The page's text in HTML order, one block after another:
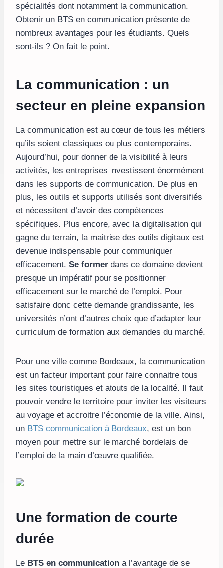
spécialités dont notamment la communication.
Obtenir un BTS en communication présente de
nombreux avantages pour les étudiants. Quels
sont-ils ? On fait le point.
La communication : un
secteur en pleine expansion
La communication est au cœur de tous les métiers
qu’ils soient classiques ou plus contemporains.
Aujourd’hui, pour donner de la visibilité à leurs
activités, les entreprises investissent énormément
dans les supports de communication. De plus en
plus, les outils et supports utilisés sont diversifiés
et nécessitent d’avoir des compétences
spécifiques. Plus encore, avec la digitalisation qui
gagne du terrain, la maitrise des outils digitaux est
devenue indispensable pour communiquer
efficacement. Se former dans ce domaine devient
presque un impératif pour se positionner
efficacement sur le marché de l’emploi. Pour
satisfaire donc cette demande grandissante, les
universités n’ont d’autres choix que d’adapter leur
curriculum de formation aux demandes du marché.
Pour une ville comme Bordeaux, la communication
est un facteur important pour faire connaitre tous
les sites touristiques et atouts de la localité. Il faut
pouvoir vendre le territoire pour inviter les visiteurs
au voyage et accroitre l’économie de la ville. Ainsi,
un BTS communication à Bordeaux, est un bon
moyen pour mettre sur le marché bordelais de
l’emploi de la main d’œuvre qualifiée.
Une formation de courte
durée
Le BTS en communication a l’avantage de se